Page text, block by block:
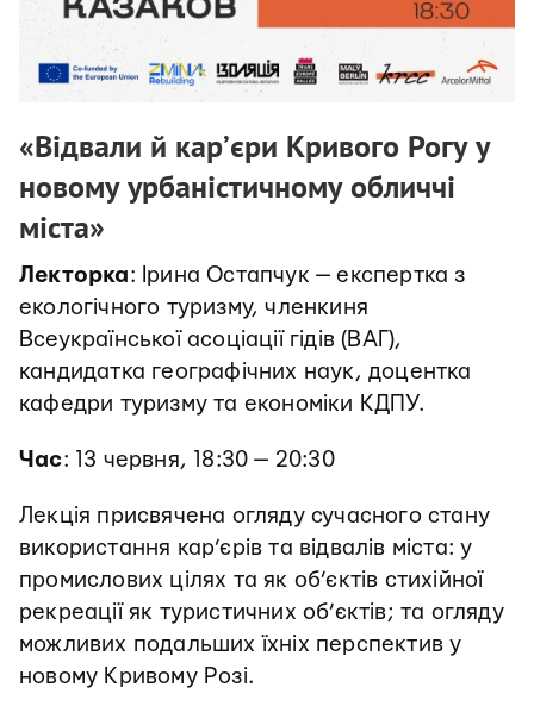
«Відвали й кар’єри Кривого Рогу у
новому урбаністичному обличчі
міста»
Лекторка: Ірина Остапчук — експертка з
екологічного туризму, членкиня
Всеукраїнської асоціації гідів (ВАГ),
кандидатка географічних наук, доцентка
кафедри туризму та економіки КДПУ.
Час: 13 червня, 18:30 — 20:30
Лекція присвячена огляду сучасного стану
використання кар’єрів та відвалів міста: у
промислових цілях та як об’єктів стихійної
рекреації як туристичних об’єктів; та огляду
можливих подальших їхніх перспектив у
новому Кривому Розі.